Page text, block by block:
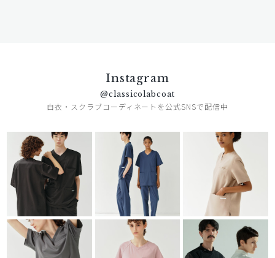
Instagram
@classicolabcoat
白衣・スクラブコーディネートを公式SNSで配信中